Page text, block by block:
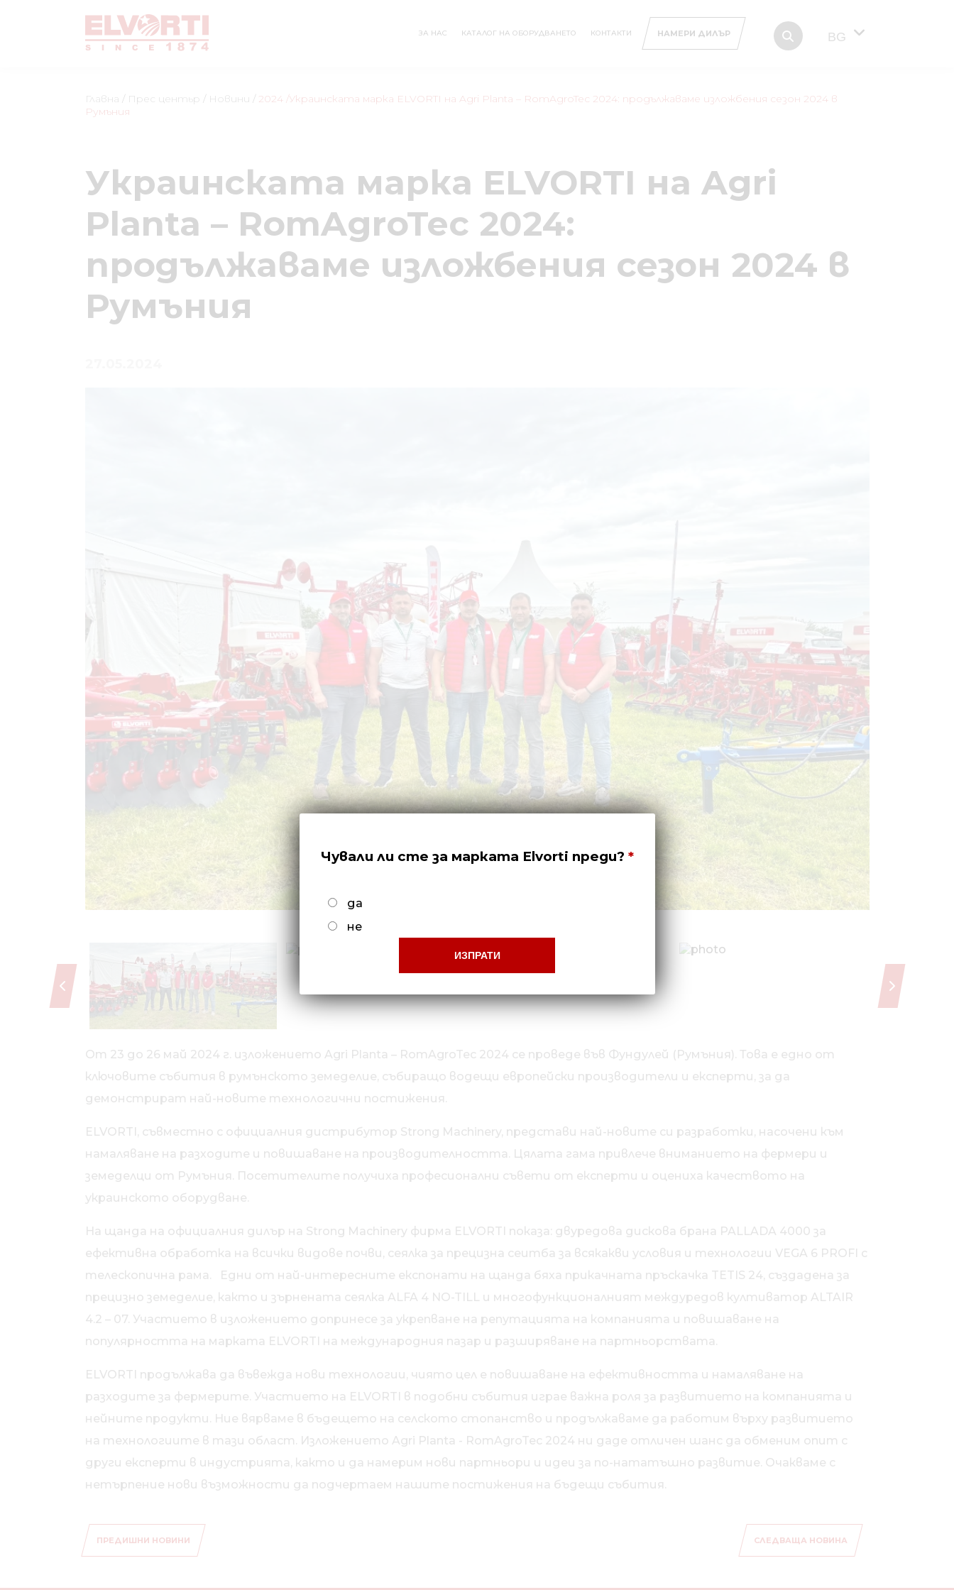
ЗА НАС КАТАЛОГ НА ОБОРУДВАНЕТО КОНТАКТИ НАМЕРИ ДИЛЪР BG
Главна / Прес центьр / Новини / 2024 /Украинската марка ELVORTI на Agri Planta – RomAgroTec 2024: продължаваме изложбения сезон 2024 в
Румъния
Украинската марка ELVORTI на Agri
Planta – RomAgroTec 2024:
продължаваме изложбения сезон 2024 в
Румъния
От 23 до 26 май 2024 г. изложението Agri Planta – RomAgroTec 2024 се проведе във Фундулей (Румъния). Това е едно от
ключовите събития в румънското земеделие, събиращо водещи европейски производители и експерти, за да
демонстрират най-новите технологични постижения.
ELVORTI, съвместно с официалния дистрибутор Strong Machinery, представи най-новите си разработки, насочени към
намаляване на разходите и повишаване на производителността. Цялата гама привлече вниманието на фермери и
земеделци от Румъния. Посетителите получиха професионални съвети от експерти и оцениха качеството на
украинското оборудване.
На щанда на официалния дилър на Strong Machinery фирма ELVORTI показа: двуредова дискова брана PALLADA 4000 за
ефективна обработка на всички видове почви, сеялка за прецизна сеитба за всякакви условия и технологии VEGA 6 PROFI с
телескопична рама. Едни от най-интересните експонати на щанда бяха прикачната пръскачка TETIS 24, създадена за
прецизно земеделие, както и зърнената сеялка ALFA 4 NO-TILL и многофункционалният междуредов култиватор ALTAIR
4.2 – 07. Участието в изложението допринесе за укрепване на репутацията на компанията и повишаване на
популярността на марката ELVORTI на международния пазар и разширяване на партньорствата.
ELVORTI продължава да въвежда нови технологии, чиято цел е повишаване на ефективността и намаляване на
разходите за фермерите. Участието на ELVORTI в подобни събития играе важна роля за развитието на компанията и
нейните продукти. Ние вярваме в бъдещето на селското стопанство и продължаваме да работим върху развитието
на технологиите в тази област. Изложението Agri Planta - RomAgroTec 2024 ни даде отличен шанс да обменим опит с
други експерти в индустрията, както и да намерим нови партньори и идеи за по-нататъшно развитие. Очакваме с
нетърпение нови възможности да подчертаем нашите постижения на бъдещи събития.
ПРЕДИШНИ НОВИНИ СЛЕДВАЩА НОВИНА
Чували ли сте за марката Elvorti преди?
да
не